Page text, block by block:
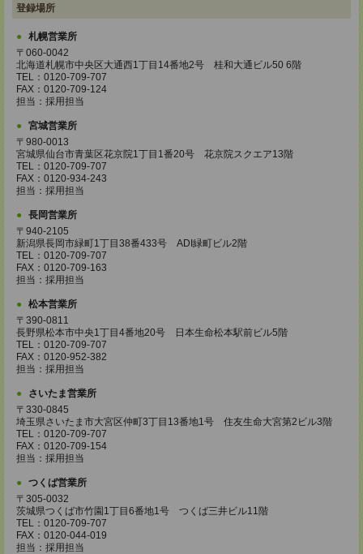
登録場所
札幌営業所
〒060-0042
北海道札幌市中央区大通西1丁目14番地2号 桂和大通ビル50 6階
TEL：0120-709-707
FAX：0120-709-124
担当：採用担当
宮城営業所
〒980-0013
宮城県仙台市青葉区花京院1丁目1番20号 花京院スクエア13階
TEL：0120-709-707
FAX：0120-934-243
担当：採用担当
長岡営業所
〒940-2105
新潟県長岡市緑町1丁目38番433号 ADI緑町ビル2階
TEL：0120-709-707
FAX：0120-709-163
担当：採用担当
松本営業所
〒390-0811
長野県松本市中央1丁目4番地20号 日本生命松本駅前ビル5階
TEL：0120-709-707
FAX：0120-952-382
担当：採用担当
さいたま営業所
〒330-0845
埼玉県さいたま市大宮区仲町3丁目13番地1号 住友生命大宮第2ビル3階
TEL：0120-709-707
FAX：0120-709-154
担当：採用担当
つくば営業所
〒305-0032
茨城県つくば市竹園1丁目6番地1号 つくば三井ビル11階
TEL：0120-709-707
FAX：0120-044-019
担当：採用担当